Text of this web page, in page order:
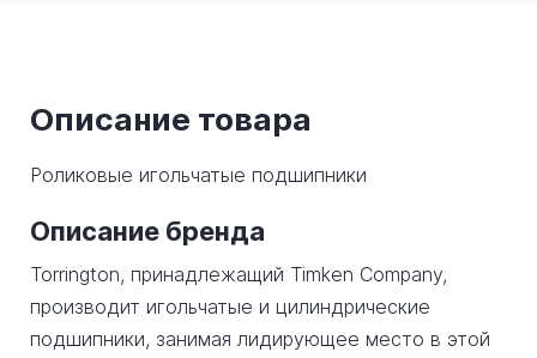
Описание товара
Роликовые игольчатые подшипники
Описание бренда
Torrington, принадлежащий Timken Company,
производит игольчатые и цилиндрические
подшипники, занимая лидирующее место в этой